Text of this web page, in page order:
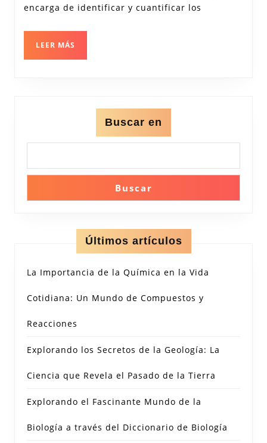
el
encarga de identificar y cuantificar los
LEER MÁS
Buscar en
Buscar
Últimos artículos
La Importancia de la Química en la Vida
Cotidiana: Un Mundo de Compuestos y
Reacciones
Explorando los Secretos de la Geología: La
Ciencia que Revela el Pasado de la Tierra
Explorando el Fascinante Mundo de la
Biología a través del Diccionario de Biología